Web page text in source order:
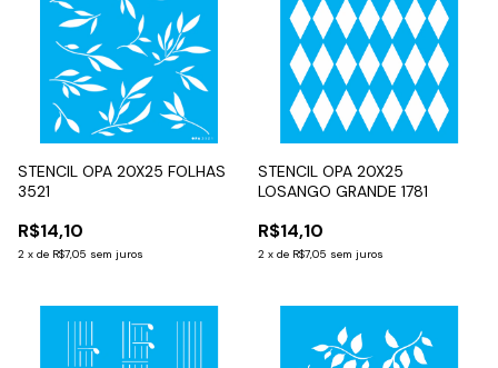
STENCIL OPA 20X25 FOLHAS
3521
R$14,10
2 x de R$7,05 sem juros
STENCIL OPA 20X25
LOSANGO GRANDE 1781
R$14,10
2 x de R$7,05 sem juros